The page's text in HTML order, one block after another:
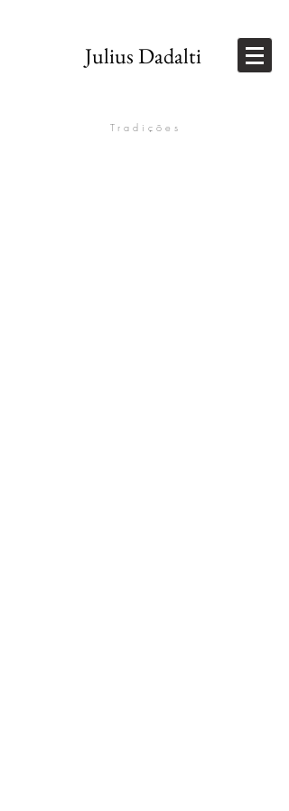
Julius Dadalti
Tradições